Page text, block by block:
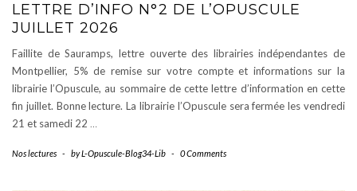
LETTRE D’INFO N°2 DE L’OPUSCULE
JUILLET 2026
Faillite de Sauramps, lettre ouverte des librairies indépendantes de
Montpellier, 5% de remise sur votre compte et informations sur la
librairie l’Opuscule, au sommaire de cette lettre d’information en cette
fin juillet. Bonne lecture. La librairie l’Opuscule sera fermée les vendredi
21 et samedi 22 …
Nos lectures - byL-Opuscule-Blog34-Lib - 0 Comments